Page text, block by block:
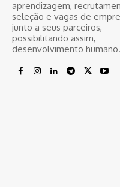
aprendizagem,
seleção e vagas de
junto a seus parceiros,
possibilitando assim,
desenvolvimento humano.